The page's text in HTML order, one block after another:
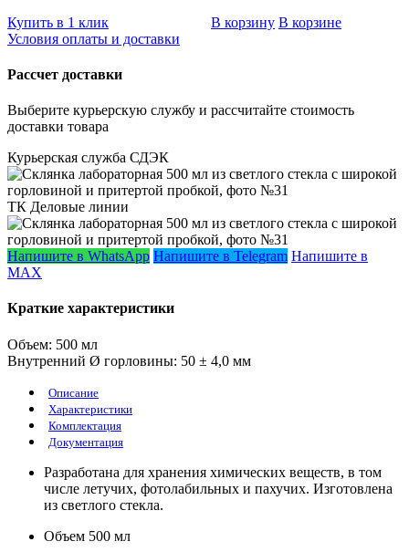
Купить в 1 клик В корзину В корзине
Условия оплаты и доставки
Рассчет доставки
Выберите курьерскую службу и рассчитайте стоимость
доставки товара
Курьерская служба СДЭК
ТК Деловые линии
Напишите в WhatsApp Напишите в Telegram Напишите в
MAX
Краткие характеристики
Объем: 500 мл
Внутренний Ø горловины: 50 ± 4,0 мм
Описание
Характеристики
Комплектация
Документация
Разработана для хранения химических веществ, в том
числе летучих, фотолабильных и пахучих. Изготовлена
из светлого стекла.
Объем 500 мл